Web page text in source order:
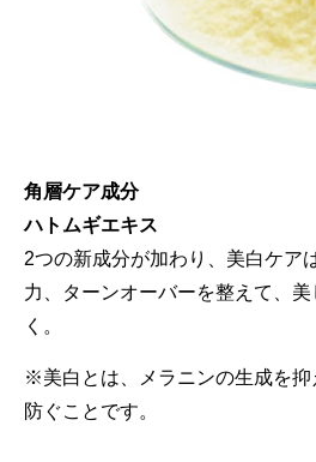
角層ケア成分
ハトムギエキス
2つの新成分が加わり、美白ケア
力、ターンオーバーを整えて、
く。
※美白とは、メラニンの生成を抑
防ぐことです。